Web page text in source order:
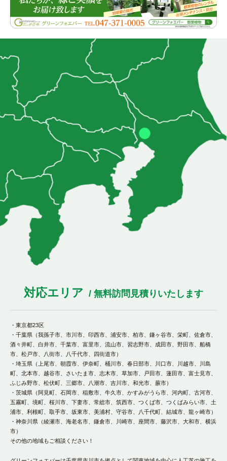
対応エリア / 無料訪問見積りいたします
・東京都23区
・千葉県（我孫子市、市川市、印西市、浦安市、柏市、鎌ヶ谷市、栄町、佐倉市、
酒々井町、白井市、千葉市、富里市、流山市、習志野市、成田市、野田市、船橋
市、松戸市、八街市、八千代市、四街道市）
・埼玉県（上尾市、朝霞市、伊奈町、桶川市、春日部市、川口市、川越市、川島
町、北本市、越谷市、さいたま市、志木市、草加市、戸田市、蓮田市、富士見市、
ふじみ野市、松伏町、三郷市、八潮市、吉川市、和光市、蕨市）
・茨城県（阿見町、石岡市、稲敷市、牛久市、かすみがうら市、河内町、古河市、
五霧町、境町、桜川市、下妻市、常総市、筑西市、つくば市、つくばみらい市、土
浦市、利根町、取手市、坂東市、美浦村、守谷市、八千代町、結城市、龍ヶ崎市）
・神奈川県（綾瀬市、海老名市、鎌倉市、川崎市、座間市、藤沢市、大和市、横浜
市）
その他の地域もご相談ください！